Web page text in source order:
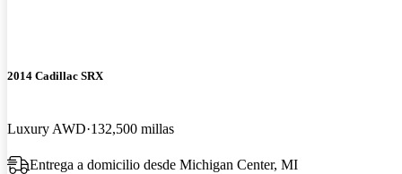
2014 Cadillac SRX
Luxury AWD 132,500 millas
Entrega a domicilio desde Michigan Center, MI